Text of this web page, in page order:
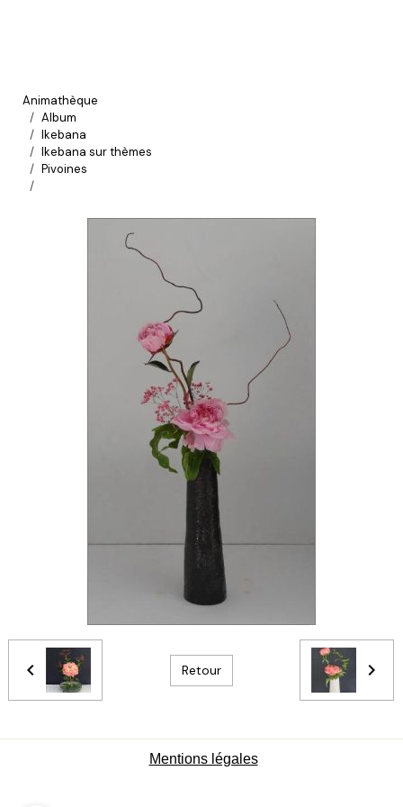
Animathèque
Album
Ikebana
Ikebana sur thèmes
Pivoines
Retour
Mentions légales